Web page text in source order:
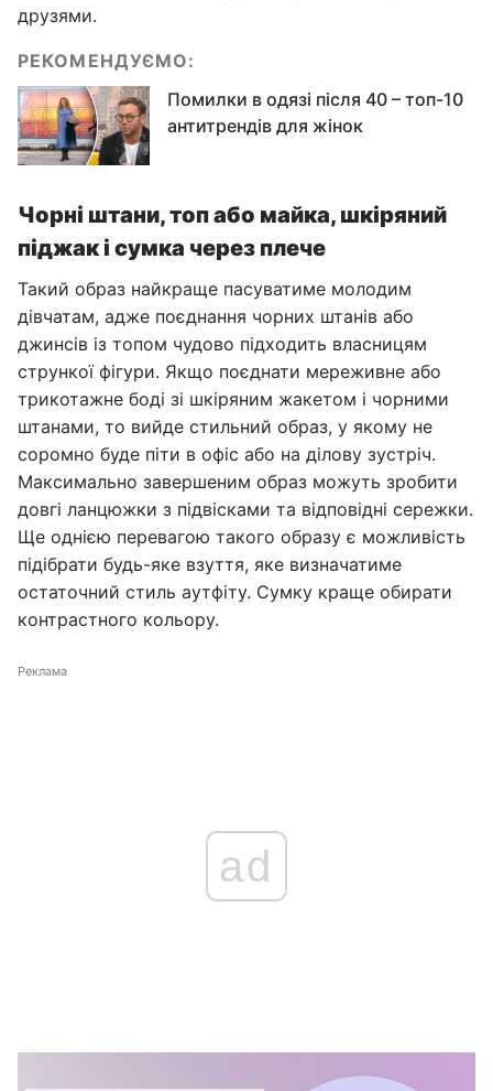
друзями.
РЕКОМЕНДУЄМО:
Помилки в одязі після 40 – топ-10
антитрендів для жінок
Чорні штани, топ або майка, шкіряний
піджак і сумка через плече
Такий образ найкраще пасуватиме молодим
дівчатам, адже поєднання чорних штанів або
джинсів із топом чудово підходить власницям
стрункої фігури. Якщо поєднати мереживне або
трикотажне боді зі шкіряним жакетом і чорними
штанами, то вийде стильний образ, у якому не
соромно буде піти в офіс або на ділову зустріч.
Максимально завершеним образ можуть зробити
довгі ланцюжки з підвісками та відповідні сережки.
Ще однією перевагою такого образу є можливість
підібрати будь-яке взуття, яке визначатиме
остаточний стиль аутфіту. Сумку краще обирати
контрастного кольору.
Реклама
ad